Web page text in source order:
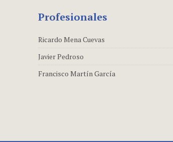
Profesionales
Ricardo Mena Cuevas
Javier Pedroso
Francisco Martín García